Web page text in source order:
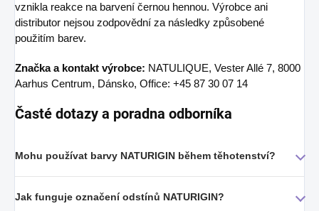
vznikla reakce na barvení černou hennou. Výrobce ani
distributor nejsou zodpovědní za následky způsobené
použitím barev.
Značka a kontakt výrobce: NATULIQUE, Vester Allé 7, 8000
Aarhus Centrum, Dánsko, Office: +45 87 30 07 14
Časté dotazy a poradna odborníka
Mohu používat barvy NATURIGIN během těhotenství?
Jak funguje označení odstínů NATURIGIN?